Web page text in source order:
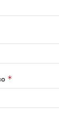
*